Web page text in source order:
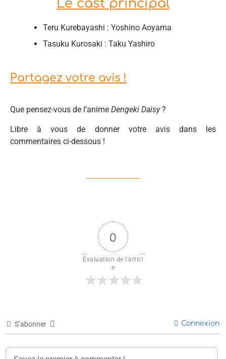
Le cast principal
Teru Kurebayashi : Yoshino Aoyama
Tasuku Kurosaki : Taku Yashiro
Partagez votre avis !
Que pensez-vous de l’anime Dengeki Daisy?
Libre à vous de donner votre avis dans les
commentaires ci-dessous !
0
Évaluation de l'articl
e
S’abonner Connexion